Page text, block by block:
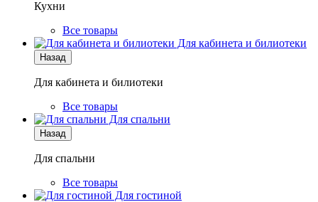
Кухни
Все товары
Для кабинета и билиотеки
Назад
Для кабинета и билиотеки
Все товары
Для спальни
Назад
Для спальни
Все товары
Для гостиной